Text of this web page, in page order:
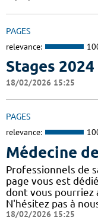
PAGES
relevance:
Stages 2024
18/02/2026 15:25
PAGES
relevance:
Médecine
Professionnels de
page vous est
dont vous pourriez
N'hésitez pas à
18/02/2026 15:25